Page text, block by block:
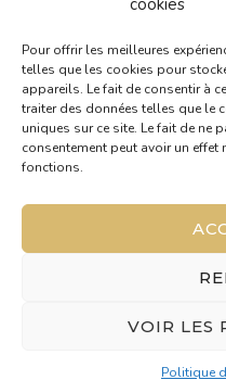
cookies
Pour offrir les meilleures
telles que les cookies pour
appareils. Le fait de consentir à
traiter des données telles que le
uniques sur ce site. Le fait de ne
consentement peut avoir un
fonctions.
VOIR LES
Politique
©
Politique de